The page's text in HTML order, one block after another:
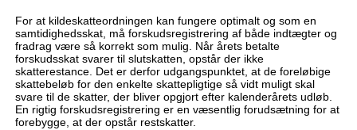
For at kildeskatteordningen kan fungere optimalt og som en
samtidighedsskat, må forskudsregistrering af både indtægter og
fradrag være så korrekt som mulig. Når årets betalte
forskudsskat svarer til slutskatten, opstår der ikke
skatterestance. Det er derfor udgangspunktet, at de foreløbige
skattebeløb for den enkelte skattepligtige så vidt muligt skal
svare til de skatter, der bliver opgjort efter kalenderårets udløb.
En rigtig forskudsregistrering er en væsentlig forudsætning for at
forebygge, at der opstår restskatter.